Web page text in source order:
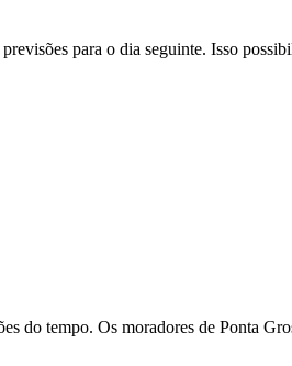
para o dia seguinte. Isso
do tempo. Os moradores de Ponta